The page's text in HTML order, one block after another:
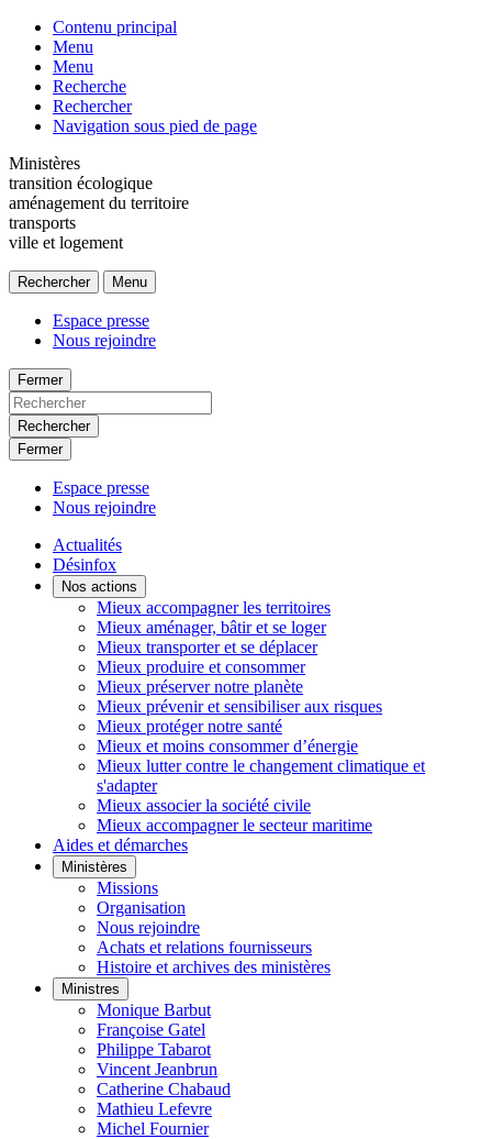
Contenu principal
Menu
Menu
Recherche
Rechercher
Navigation sous pied de page
Ministères
transition écologique
aménagement du territoire
transports
ville et logement
Rechercher Menu
Espace presse
Nous rejoindre
Fermer
Rechercher
Fermer
Espace presse
Nous rejoindre
Actualités
Désinfox
Nos actions
Mieux accompagner les territoires
Mieux aménager, bâtir et se loger
Mieux transporter et se déplacer
Mieux produire et consommer
Mieux préserver notre planète
Mieux prévenir et sensibiliser aux risques
Mieux protéger notre santé
Mieux et moins consommer d’énergie
Mieux lutter contre le changement climatique et
s'adapter
Mieux associer la société civile
Mieux accompagner le secteur maritime
Aides et démarches
Ministères
Missions
Organisation
Nous rejoindre
Achats et relations fournisseurs
Histoire et archives des ministères
Ministres
Monique Barbut
Françoise Gatel
Philippe Tabarot
Vincent Jeanbrun
Catherine Chabaud
Mathieu Lefevre
Michel Fournier